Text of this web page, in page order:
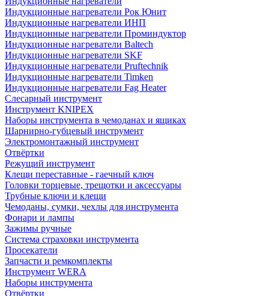
Индукционные нагреватели Рок Юнит
Индукционные нагреватели ИНП
Индукционные нагреватели Проминдуктор
Индукционные нагреватели Baltech
Индукционные нагреватели SKF
Индукционные нагреватели Pruftechnik
Индукционные нагреватели Timken
Индукционные нагреватели Fag Heater
Слесарный инструмент
Инструмент KNIPEX
Наборы инструмента в чемоданах и ящиках
Шарнирно-губцевый инструмент
Электромонтажный инструмент
Отвёртки
Режущий инструмент
Клещи переставные - гаечный ключ
Головки торцевые, трещотки и аксессуары
Трубные ключи и клещи
Чемоданы, сумки, чехлы для инструмента
Фонари и лампы
Зажимы ручные
Система страховки инструмента
Просекатели
Запчасти и ремкомплекты
Инструмент WERA
Наборы инструмента
Отвёртки